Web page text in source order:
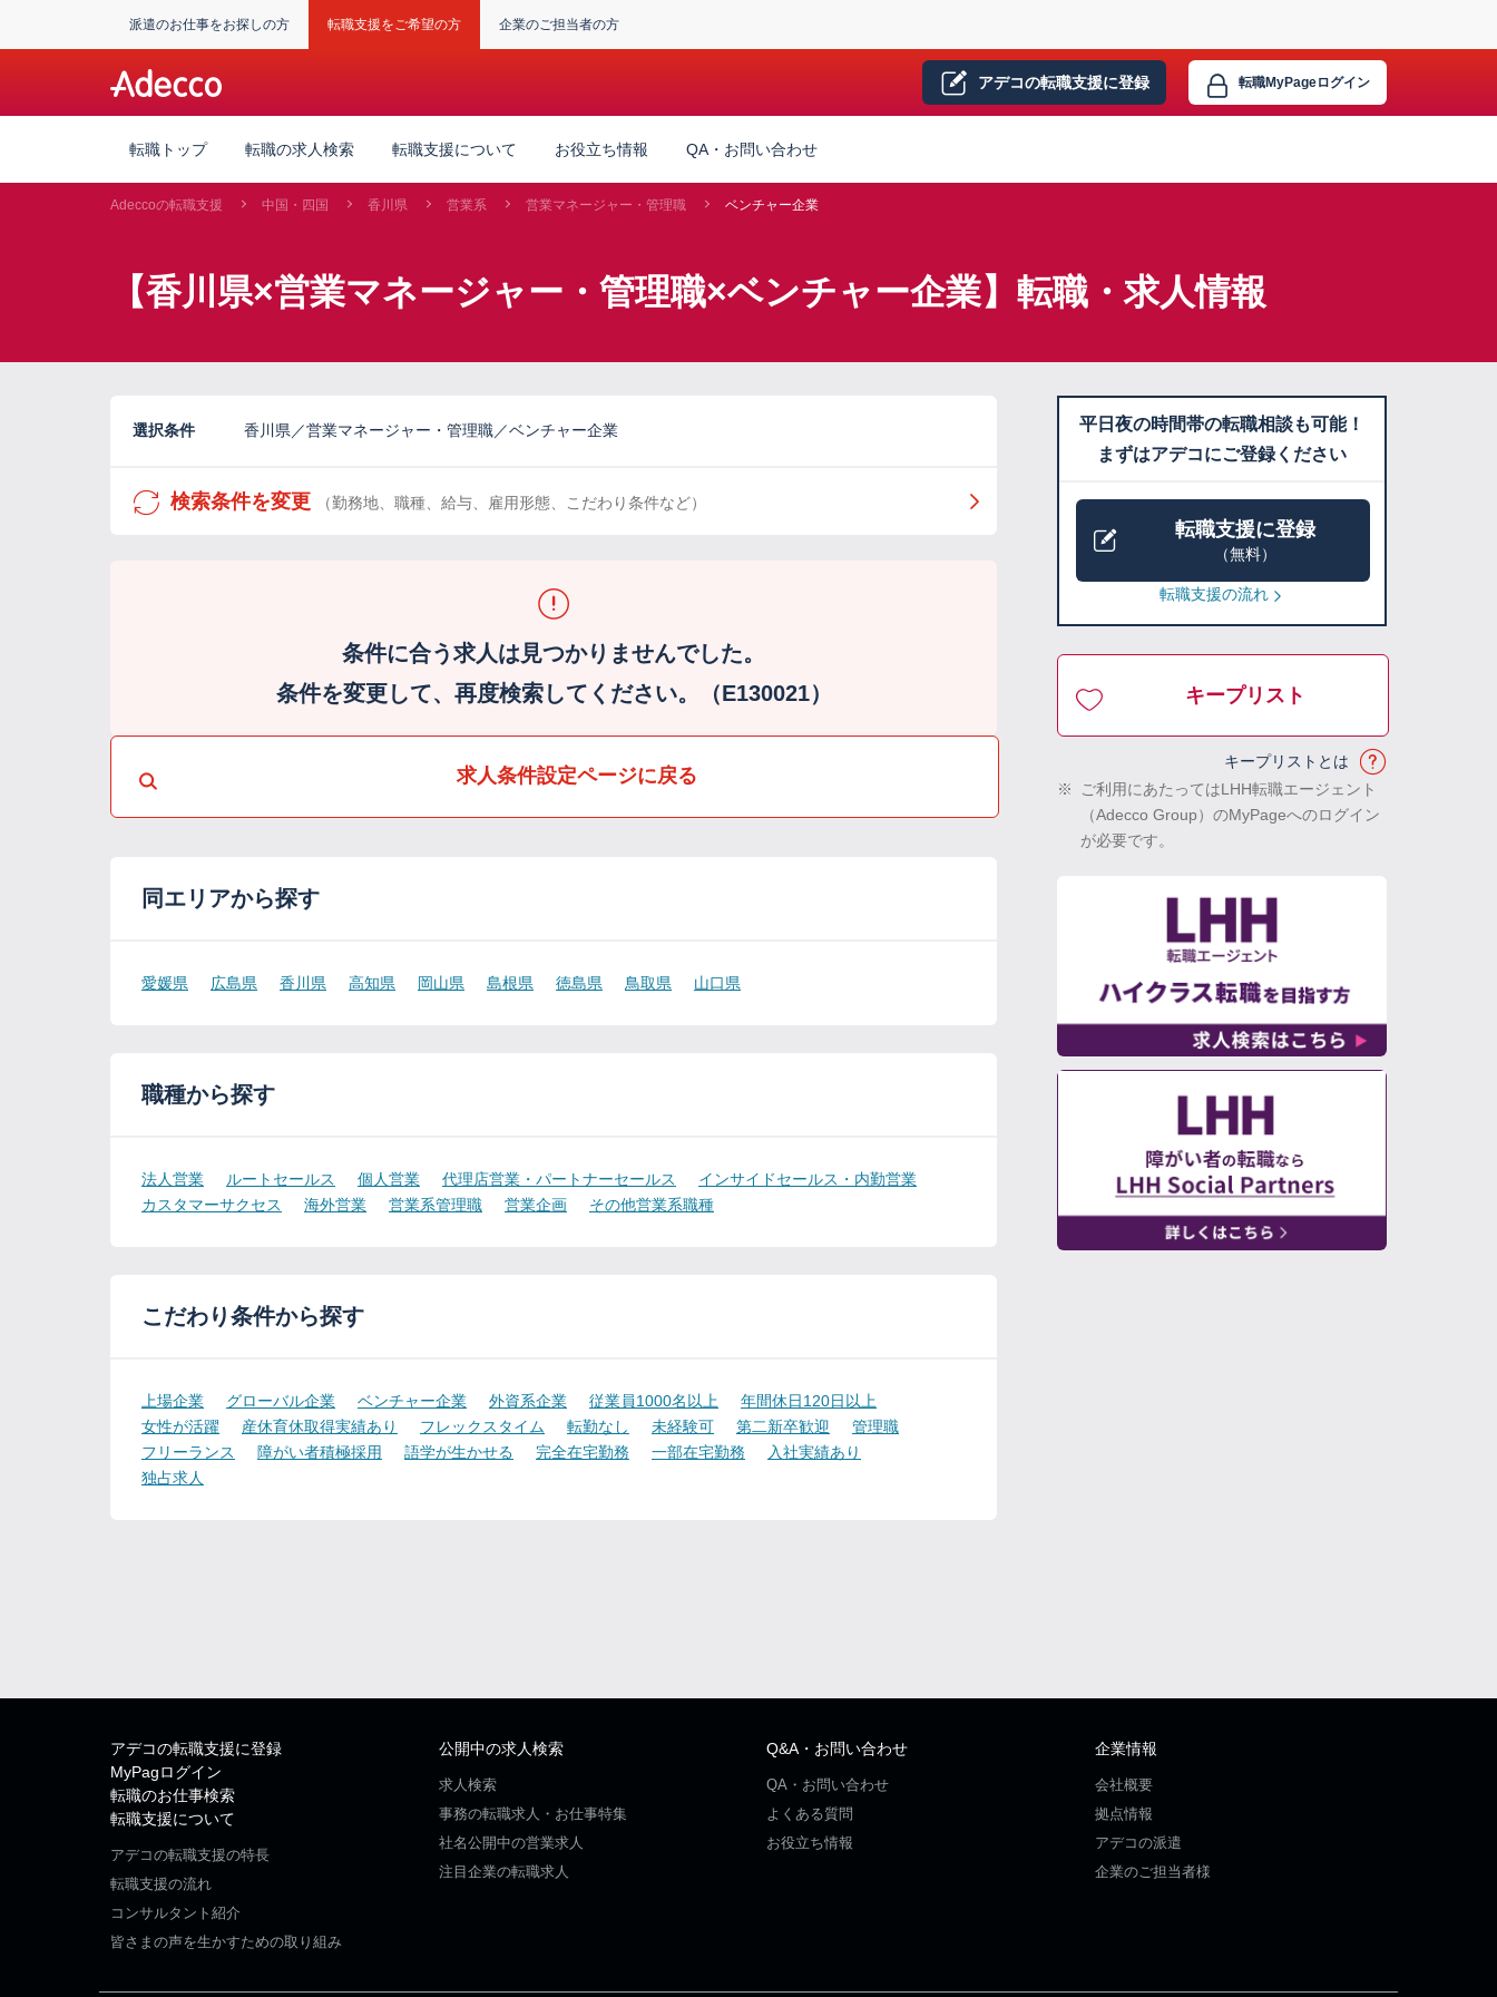
派遣のお仕事をお探しの方 転職支援をご希望の方 企業のご担当者の方
アデコの転職支援に登録 転職MyPageログイン
転職トップ 転職の求人検索 転職支援について お役立ち情報 QA・お問い合わせ
Adeccoの転職支援 中国・四国 香川県 営業系 営業マネージャー・管理職 ベンチャー企業
【香川県×営業マネージャー・管理職×ベンチャー企業】転職・求人情報
選択条件 香川県／営業マネージャー・管理職／ベンチャー企業
検索条件を変更 （勤務地、職種、給与、雇用形態、こだわり条件など）
条件に合う求人は見つかりませんでした。
条件を変更して、再度検索してください。（E130021）
求人条件設定ページに戻る
同エリアから探す
愛媛県 広島県 香川県 高知県 岡山県 島根県 徳島県 鳥取県 山口県
職種から探す
法人営業 ルートセールス 個人営業 代理店営業・パートナーセールス
インサイドセールス・内勤営業
カスタマーサクセス
海外営業 営業系管理職 営業企画 その他営業系職種
こだわり条件から探す
上場企業 グローバル企業 ベンチャー企業 外資系企業 従業員1000名以上
年間休日120日以上
女性が活躍
産休育休取得実績あり フレックスタイム 転勤なし 未経験可 第二新卒歓迎
管理職
フリーランス
障がい者積極採用 語学が生かせる 完全在宅勤務 一部在宅勤務
入社実績あり
独占求人
平日夜の時間帯の転職相談も可能！
まずはアデコにご登録ください
転職支援に登録
（無料）
転職支援の流れ
キープリスト
キープリストとは
※
ご利用にあたってはLHH転職エージェント
（Adecco Group）のMyPageへのログイン
が必要です。
アデコの転職支援に登録
MyPagログイン
転職のお仕事検索
転職支援について
アデコの転職支援の特長
転職支援の流れ
コンサルタント紹介
皆さまの声を生かすための取り組み
公開中の求人検索
求人検索
事務の転職求人・お仕事特集
社名公開中の営業求人
注目企業の転職求人
Q&A・お問い合わせ
QA・お問い合わせ
よくある質問
お役立ち情報
企業情報
会社概要
拠点情報
アデコの派遣
企業のご担当者様